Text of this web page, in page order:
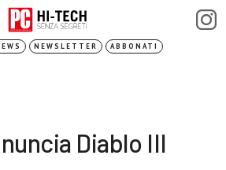
NEWSLETTER ABBONATI
Diablo III